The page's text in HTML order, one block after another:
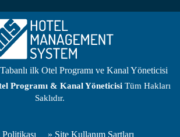
ilk Otel Programı ve Kanal Yöneticisi
Programı& Kanal YöneticisiTüm Hakları
Saklıdır.
» Site Kullanım Şartları